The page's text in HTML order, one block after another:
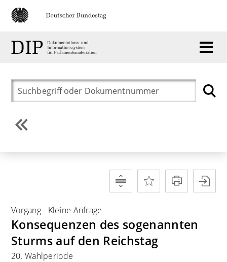
Vorgang- Kleine Anfrage
Konsequenzen des sogenannten
Sturms auf den Reichstag
20. Wahlperiode